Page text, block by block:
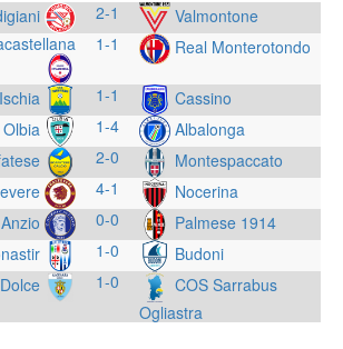
2-1
Valmontone
1-1 Real Monterotondo
Ischia 1-1
Cassino
Olbia
1-4
Albalonga
2-0
Montespaccato
4-1
Nocerina
Anzio
0-0
Palmese 1914
1-0
Budoni
1-0
COS Sarrabus
Ogliastra